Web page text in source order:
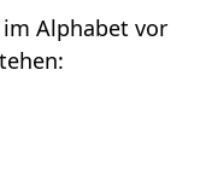
Alphabet vor